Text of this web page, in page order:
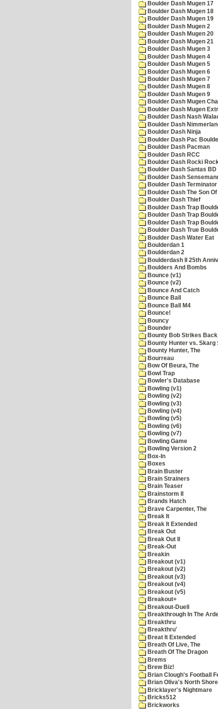
Boulder Dash Mugen 17
Boulder Dash Mugen 18
Boulder Dash Mugen 19
Boulder Dash Mugen 2
Boulder Dash Mugen 20
Boulder Dash Mugen 21
Boulder Dash Mugen 3
Boulder Dash Mugen 4
Boulder Dash Mugen 5
Boulder Dash Mugen 6
Boulder Dash Mugen 7
Boulder Dash Mugen 8
Boulder Dash Mugen 9
Boulder Dash Mugen
Boulder Dash Mugen
Boulder Dash Nash
Boulder Dash
Boulder Dash Ninja
Boulder Dash Pac
Boulder Dash Pacman
Boulder Dash RCC
Boulder Dash Rocki
Boulder Dash Santas
Boulder Dash
Boulder Dash
Boulder Dash The Son
Boulder Dash Thief
Boulder Dash Trap
Boulder Dash Trap
Boulder Dash Trap
Boulder Dash True
Boulder Dash Water Eat
Boulderdan 1
Boulderdan 2
Boulderdash II 25th
Boulders And Bombs
Bounce (v1)
Bounce (v2)
Bounce And Catch
Bounce Ball
Bounce Ball M4
Bounce!
Bouncy
Bounder
Bounty Bob Strikes
Bounty Hunter vs. Skarg
Bounty Hunter, The
Bourreau
Bow Of Beura, The
Bowl Trap
Bowler's Database
Bowling (v1)
Bowling (v2)
Bowling (v3)
Bowling (v4)
Bowling (v5)
Bowling (v6)
Bowling (v7)
Bowling Game
Bowling Version 2
Box-In
Boxes
Brain Buster
Brain Strainers
Brain Teaser
Brainstorm II
Brands Hatch
Brave Carpenter, The
Break It
Break It Extended
Break Out
Break Out II
Break-Out
Breakin
Breakout (v1)
Breakout (v2)
Breakout (v3)
Breakout (v4)
Breakout (v5)
Breakout+
Breakout-Duell
Breakthrough In The
Breakthru
Breakthru'
Breat It Extended
Breath Of Live, The
Breath Of The Dragon
Brems
Brew Biz!
Brian Clough's Football
Brian Oliva's North
Bricklayer's Nightmare
Bricks512
Brickworks